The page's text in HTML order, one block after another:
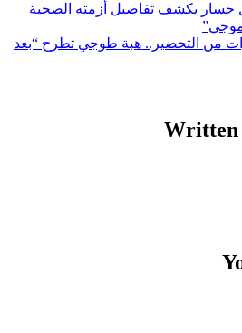
جسار يكشف تفاصيل أزمته الصحية
من التحضير.. هبة طوجي تطرح “بعد
Written